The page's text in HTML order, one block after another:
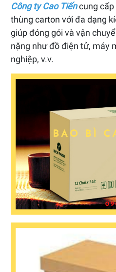
Công ty Cao Tiếncung
thùng carton với đa dạng
giúp đóng gói và vận
nặng như đồ điện tử, máy
nghiệp, v.v.